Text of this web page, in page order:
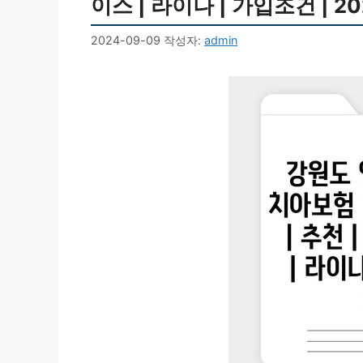
이스 | 라이나 | 가입조건 |
2024-09-09 작성자: admin